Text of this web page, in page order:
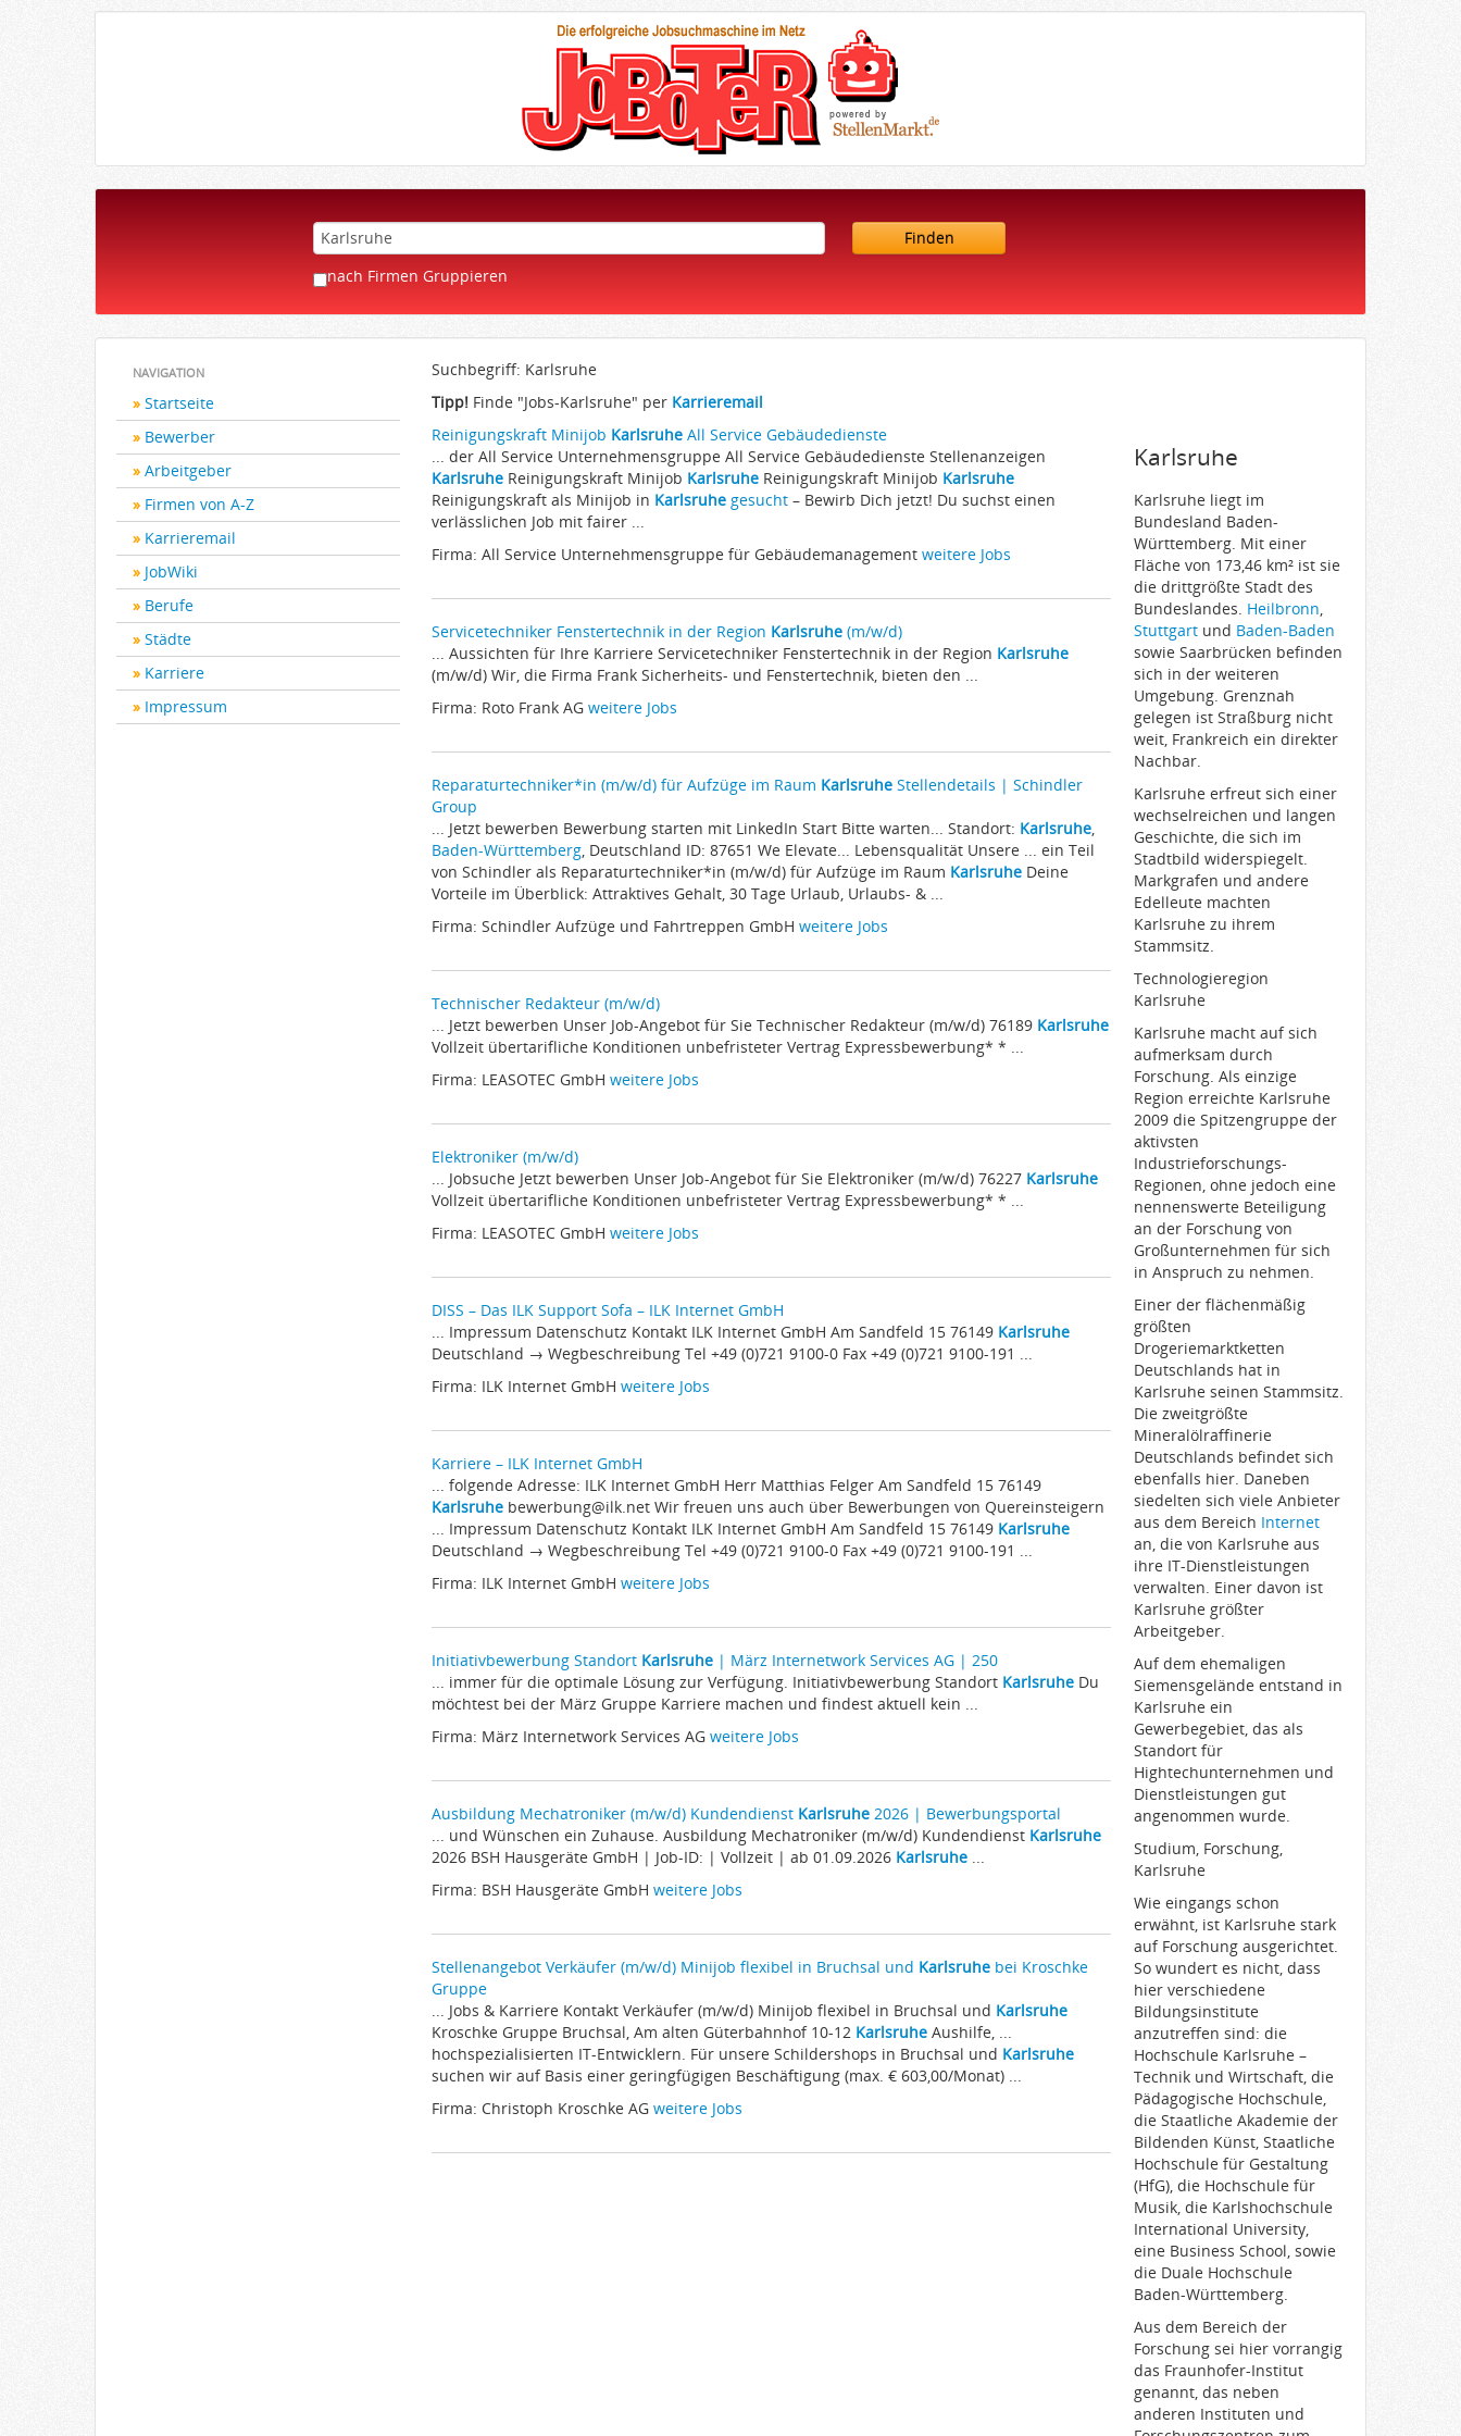
Finden
nach Firmen Gruppieren
NAVIGATION
Startseite
Bewerber
Arbeitgeber
Firmen von A-Z
Karrieremail
JobWiki
Berufe
Städte
Karriere
Impressum
Suchbegriff: Karlsruhe
Tipp!Finde "Jobs-Karlsruhe" per Karrieremail
Reinigungskraft Minijob KarlsruheAll Service Gebäudedienste
... der All Service Unternehmensgruppe All Service Gebäudedienste Stellenanzeigen
KarlsruheReinigungskraft Minijob KarlsruheReinigungskraft Minijob Karlsruhe
Reinigungskraft als Minijob in Karlsruhe gesucht– Bewirb Dich jetzt! Du suchst einen
verlässlichen Job mit fairer ...
Firma: All Service Unternehmensgruppe für Gebäudemanagement weitere Jobs
Servicetechniker Fenstertechnik in der Region Karlsruhe(m/w/d)
... Aussichten für Ihre Karriere Servicetechniker Fenstertechnik in der Region Karlsruhe
(m/w/d) Wir, die Firma Frank Sicherheits- und Fenstertechnik, bieten den ...
Firma: Roto Frank AG weitere Jobs
Reparaturtechniker*in (m/w/d) für Aufzüge im Raum KarlsruheStellendetails | Schindler
Group
... Jetzt bewerben Bewerbung starten mit LinkedIn Start Bitte warten... Standort: Karlsruhe,
Baden-Württemberg, Deutschland ID: 87651 We Elevate... Lebensqualität Unsere ... ein Teil
von Schindler als Reparaturtechniker*in (m/w/d) für Aufzüge im Raum KarlsruheDeine
Vorteile im Überblick: Attraktives Gehalt, 30 Tage Urlaub, Urlaubs- & ...
Firma: Schindler Aufzüge und Fahrtreppen GmbH weitere Jobs
Technischer Redakteur (m/w/d)
... Jetzt bewerben Unser Job-Angebot für Sie Technischer Redakteur (m/w/d) 76189 Karlsruhe
Vollzeit übertarifliche Konditionen unbefristeter Vertrag Expressbewerbung* * ...
Firma: LEASOTEC GmbH weitere Jobs
Elektroniker (m/w/d)
... Jobsuche Jetzt bewerben Unser Job-Angebot für Sie Elektroniker (m/w/d) 76227 Karlsruhe
Vollzeit übertarifliche Konditionen unbefristeter Vertrag Expressbewerbung* * ...
Firma: LEASOTEC GmbH weitere Jobs
DISS – Das ILK Support Sofa – ILK Internet GmbH
... Impressum Datenschutz Kontakt ILK Internet GmbH Am Sandfeld 15 76149 Karlsruhe
Deutschland → Wegbeschreibung Tel +49 (0)721 9100-0 Fax +49 (0)721 9100-191 ...
Firma: ILK Internet GmbH weitere Jobs
Karriere – ILK Internet GmbH
... folgende Adresse: ILK Internet GmbH Herr Matthias Felger Am Sandfeld 15 76149
Karlsruhebewerbung@ilk.net Wir freuen uns auch über Bewerbungen von Quereinsteigern
... Impressum Datenschutz Kontakt ILK Internet GmbH Am Sandfeld 15 76149 Karlsruhe
Deutschland → Wegbeschreibung Tel +49 (0)721 9100-0 Fax +49 (0)721 9100-191 ...
Firma: ILK Internet GmbH weitere Jobs
Initiativbewerbung Standort Karlsruhe| März Internetwork Services AG | 250
... immer für die optimale Lösung zur Verfügung. Initiativbewerbung Standort KarlsruheDu
möchtest bei der März Gruppe Karriere machen und findest aktuell kein ...
Firma: März Internetwork Services AG weitere Jobs
Ausbildung Mechatroniker (m/w/d) Kundendienst Karlsruhe2026 | Bewerbungsportal
... und Wünschen ein Zuhause. Ausbildung Mechatroniker (m/w/d) Kundendienst Karlsruhe
2026 BSH Hausgeräte GmbH | Job-ID: | Vollzeit | ab 01.09.2026 Karlsruhe...
Firma: BSH Hausgeräte GmbH weitere Jobs
Stellenangebot Verkäufer (m/w/d) Minijob flexibel in Bruchsal und Karlsruhebei Kroschke
Gruppe
... Jobs & Karriere Kontakt Verkäufer (m/w/d) Minijob flexibel in Bruchsal und Karlsruhe
Kroschke Gruppe Bruchsal, Am alten Güterbahnhof 10-12 KarlsruheAushilfe, ...
hochspezialisierten IT-Entwicklern. Für unsere Schildershops in Bruchsal und Karlsruhe
suchen wir auf Basis einer geringfügigen Beschäftigung (max. € 603,00/Monat) ...
Firma: Christoph Kroschke AG weitere Jobs
Karlsruhe
Karlsruhe liegt im
Bundesland Baden-
Württemberg. Mit einer
Fläche von 173,46 km² ist sie
die drittgrößte Stadt des
Bundeslandes. Heilbronn,
Stuttgart und Baden-Baden
sowie Saarbrücken befinden
sich in der weiteren
Umgebung. Grenznah
gelegen ist Straßburg nicht
weit, Frankreich ein direkter
Nachbar.
Karlsruhe erfreut sich einer
wechselreichen und langen
Geschichte, die sich im
Stadtbild widerspiegelt.
Markgrafen und andere
Edelleute machten
Karlsruhe zu ihrem
Stammsitz.
Technologieregion
Karlsruhe
Karlsruhe macht auf sich
aufmerksam durch
Forschung. Als einzige
Region erreichte Karlsruhe
2009 die Spitzengruppe der
aktivsten
Industrieforschungs-
Regionen, ohne jedoch eine
nennenswerte Beteiligung
an der Forschung von
Großunternehmen für sich
in Anspruch zu nehmen.
Einer der flächenmäßig
größten
Drogeriemarktketten
Deutschlands hat in
Karlsruhe seinen Stammsitz.
Die zweitgrößte
Mineralölraffinerie
Deutschlands befindet sich
ebenfalls hier. Daneben
siedelten sich viele Anbieter
aus dem Bereich Internet
an, die von Karlsruhe aus
ihre IT-Dienstleistungen
verwalten. Einer davon ist
Karlsruhe größter
Arbeitgeber.
Auf dem ehemaligen
Siemensgelände entstand in
Karlsruhe ein
Gewerbegebiet, das als
Standort für
Hightechunternehmen und
Dienstleistungen gut
angenommen wurde.
Studium, Forschung,
Karlsruhe
Wie eingangs schon
erwähnt, ist Karlsruhe stark
auf Forschung ausgerichtet.
So wundert es nicht, dass
hier verschiedene
Bildungsinstitute
anzutreffen sind: die
Hochschule Karlsruhe –
Technik und Wirtschaft, die
Pädagogische Hochschule,
die Staatliche Akademie der
Bildenden Künst, Staatliche
Hochschule für Gestaltung
(HfG), die Hochschule für
Musik, die Karlshochschule
International University,
eine Business School, sowie
die Duale Hochschule
Baden-Württemberg.
Aus dem Bereich der
Forschung sei hier vorrangig
das Fraunhofer-Institut
genannt, das neben
anderen Instituten und